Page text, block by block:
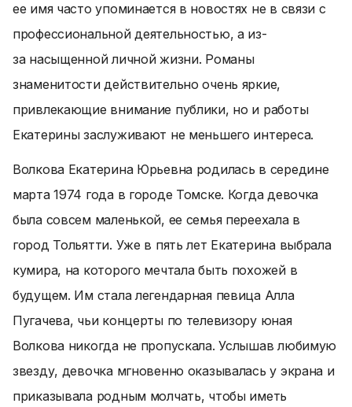
ее имя часто упоминается в новостях не в связи с
профессиональной деятельностью, а из-
за насыщенной личной жизни. Романы
знаменитости действительно очень яркие,
привлекающие внимание публики, но и работы
Екатерины заслуживают не меньшего интереса.
Волкова Екатерина Юрьевна родилась в середине
марта 1974 года в городе Томске. Когда девочка
была совсем маленькой, ее семья переехала в
город Тольятти. Уже в пять лет Екатерина выбрала
кумира, на которого мечтала быть похожей в
будущем. Им стала легендарная певица Алла
Пугачева, чьи концерты по телевизору юная
Волкова никогда не пропускала. Услышав любимую
звезду, девочка мгновенно оказывалась у экрана и
приказывала родным молчать, чтобы иметь